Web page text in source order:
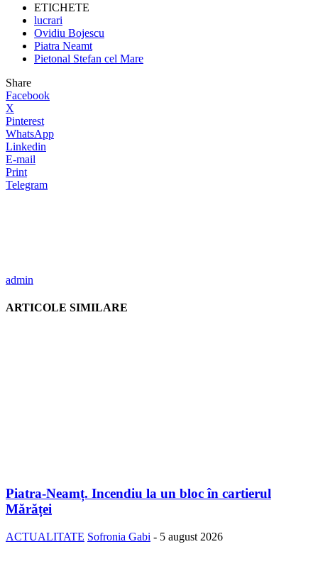
ETICHETE
lucrari
Ovidiu Bojescu
Piatra Neamt
Pietonal Stefan cel Mare
Share
Facebook
X
Pinterest
WhatsApp
Linkedin
E-mail
Print
Telegram
admin
ARTICOLE SIMILARE
Piatra-Neamț. Incendiu la un bloc în cartierul
Mărăței
ACTUALITATE Sofronia Gabi - 5 august 2026